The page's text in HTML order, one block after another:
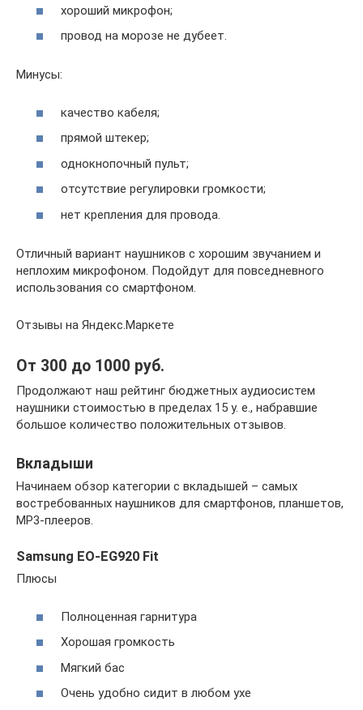
хороший микрофон;
провод на морозе не дубеет.
Минусы:
качество кабеля;
прямой штекер;
однокнопочный пульт;
отсутствие регулировки громкости;
нет крепления для провода.
Отличный вариант наушников с хорошим звучанием и
неплохим микрофоном. Подойдут для повседневного
использования со смартфоном.
Отзывы на Яндекс.Маркете
От 300 до 1000 руб.
Продолжают наш рейтинг бюджетных аудиосистем
наушники стоимостью в пределах 15 у. е., набравшие
большое количество положительных отзывов.
Вкладыши
Начинаем обзор категории с вкладышей – самых
востребованных наушников для смартфонов, планшетов,
MP3-плееров.
Samsung EO-EG920 Fit
Плюсы
Полноценная гарнитура
Хорошая громкость
Мягкий бас
Очень удобно сидит в любом ухе